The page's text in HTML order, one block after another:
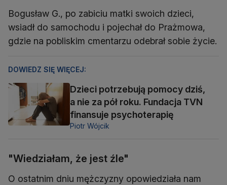
Bogusław G., po zabiciu matki swoich dzieci,
wsiadł do samochodu i pojechał do Prażmowa,
gdzie na pobliskim cmentarzu odebrał sobie życie.
DOWIEDZ SIĘ WIĘCEJ:
Dzieci potrzebują pomocy dziś,
a nie za pół roku. Fundacja TVN
finansuje psychoterapię
Piotr Wójcik
"Wiedziałam, że jest źle"
O ostatnim dniu mężczyzny opowiedziała nam